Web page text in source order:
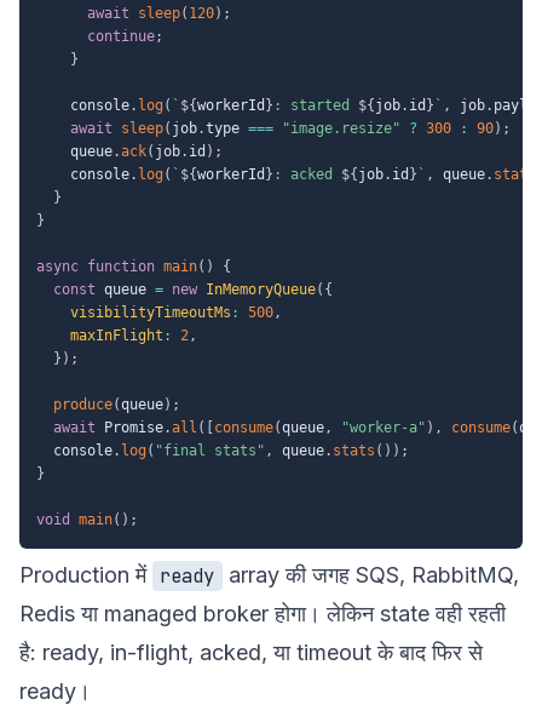
await
sleep( 120) ;
continue;
}
    console
. log ( ` ${workerId } : started ${ job. id } ` , job.
await
sleep( job.type === "image.resize" ? 300 : 90) ;
    queue
.ack( job. id ) ;
    console
. log ( ` ${workerId } : acked ${ job. id } ` , queue. stats
}
}
async function main( )
{
const queue = new InMemoryQueue( {
visibilityTimeoutMs : 500,
maxInFlight : 2,
} ) ;
produce(queue) ;
await Promise.all ( consume(queue, "worker-a" ) , consume(
  console
. log ( "final stats" , queue. stats ( ) ) ;
}
void main( ) ;
Production में ready
array की जगह SQS, RabbitMQ,
Redis या managed broker होगा। लेकिन state वही रहती
है: ready, in-flight, acked, या timeout के बाद फिर से
ready।